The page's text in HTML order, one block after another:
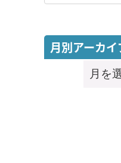
月別アーカイ
月
別